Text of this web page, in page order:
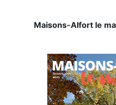
Maisons-Alfort le